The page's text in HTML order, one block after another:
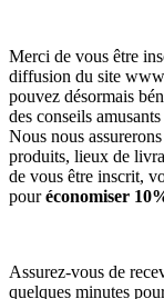
Merci de vous être
diffusion du site
pouvez désormais
des conseils
Nous nous
produits, lieux de
de vous être inscrit,
pouréconomiser
Assurez-vous de
quelques minutes